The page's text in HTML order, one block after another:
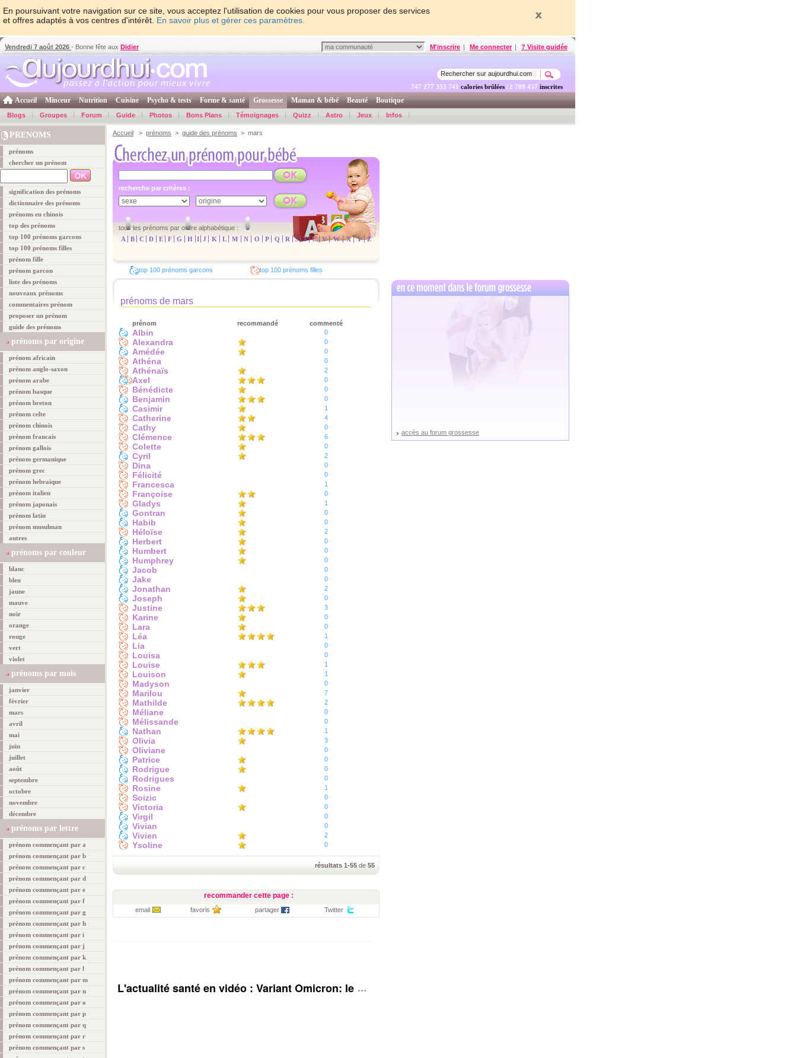
En poursuivant votre navigation sur ce site, vous acceptez l'utilisation de cookies pour vous proposer des services
et offres adaptés à vos centres d'intérêt. En savoir plus et gérer ces paramètres.
Vendredi 7 août 2026 - Bonne fête aux Didier M'inscrire | Me connecter | ? Visite guidée
747 277 354 390 calories brûlées | 2 709 457 inscrites
Accueil Minceur Nutrition Cuisine Psycho & tests Forme & santé Grossesse Maman & bébé Beauté Boutique
Blogs Groupes Forum Guide Photos Bons Plans Témoignages Quizz Astro Jeux Infos
PRENOMS
prénoms
chercher un prénom
signification des prénoms
dictionnaire des prénoms
prénoms en chinois
top des prénoms
top 100 prénoms garcons
top 100 prénoms filles
prénom fille
prénom garcon
liste des prénoms
nouveaux prénoms
commentaires prénom
proposer un prénom
guide des prénoms
prénoms par origine
prénom africain
prénom anglo-saxon
prénom arabe
prénom basque
prénom breton
prénom celte
prénom chinois
prénom francais
prénom gallois
prénom germanique
prénom grec
prénom hebraique
prénom italien
prénom japonais
prénom latin
prénom musulman
autres
prénoms par couleur
blanc
bleu
jaune
mauve
noir
orange
rouge
vert
violet
prénoms par mois
janvier
février
mars
avril
mai
juin
juillet
août
septembre
octobre
novembre
décembre
prénoms par lettre
prénom commençant par a
prénom commençant par b
prénom commençant par c
prénom commençant par d
prénom commençant par e
prénom commençant par f
prénom commençant par g
prénom commençant par h
prénom commençant par i
prénom commençant par j
prénom commençant par k
prénom commençant par l
prénom commençant par m
prénom commençant par n
prénom commençant par o
prénom commençant par p
prénom commençant par q
prénom commençant par r
prénom commençant par s
Accueil > prénoms > guide des prénoms > mars
recherche par critères :
tous les prénoms par ordre alphabétique :
A
B C D E F G H I J K L M N O P Q R S T U V W X Y Z
top 100 prénoms garcons top 100 prénoms filles
prénoms de mars
prénom recommandé commenté
Albin 0
Alexandra 0
Amédée 0
Athéna 0
Athénaïs 2
Axel 0
Bénédicte 0
Benjamin 0
Casimir 1
Catherine 4
Cathy 0
Clémence 6
Colette 0
Cyril 2
Dina 0
Félicité 0
Francesca 1
Françoise 0
Gladys 1
Gontran 0
Habib 0
Héloïse 2
Herbert 0
Humbert 0
Humphrey 0
Jacob 0
Jake 0
Jonathan 2
Joseph 0
Justine 3
Karine 0
Lara 0
Léa 1
Lia 0
Louisa 0
Louise 1
Louison 1
Madyson 0
Marilou 7
Mathilde 2
Méliane 0
Mélissande 0
Nathan 1
Olivia 3
Oliviane 0
Patrice 0
Rodrigue 0
Rodrigues 0
Rosine 1
Soizic 0
Victoria 0
Virgil 0
Vivian 0
Vivien 2
Ysoline 0
résultats 1-55 de 55
recommander cette page :
email favoris partager Twitter
L'actualité santé en vidéo : Variant Omicron: le Royaume-Uni rehausse son niveau d'alerte, une première en 7 mois
accès au forum grossesse